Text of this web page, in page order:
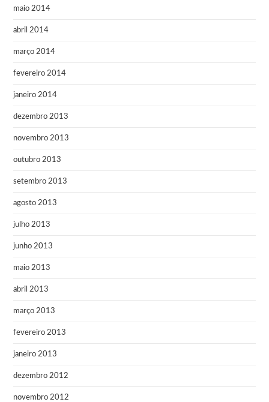
maio 2014
abril 2014
março 2014
fevereiro 2014
janeiro 2014
dezembro 2013
novembro 2013
outubro 2013
setembro 2013
agosto 2013
julho 2013
junho 2013
maio 2013
abril 2013
março 2013
fevereiro 2013
janeiro 2013
dezembro 2012
novembro 2012